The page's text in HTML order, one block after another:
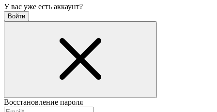
У вас уже есть аккаунт?
Войти
Восстановление пароля